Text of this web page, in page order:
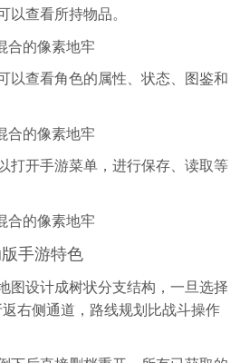
以查看所持物品。
以查看角色的属性、状态、图鉴和
打开手游菜单，进行保存、读取等
手游特色
图设计成树状分支结构，一旦选择
右侧通道，路线规划比战斗操作